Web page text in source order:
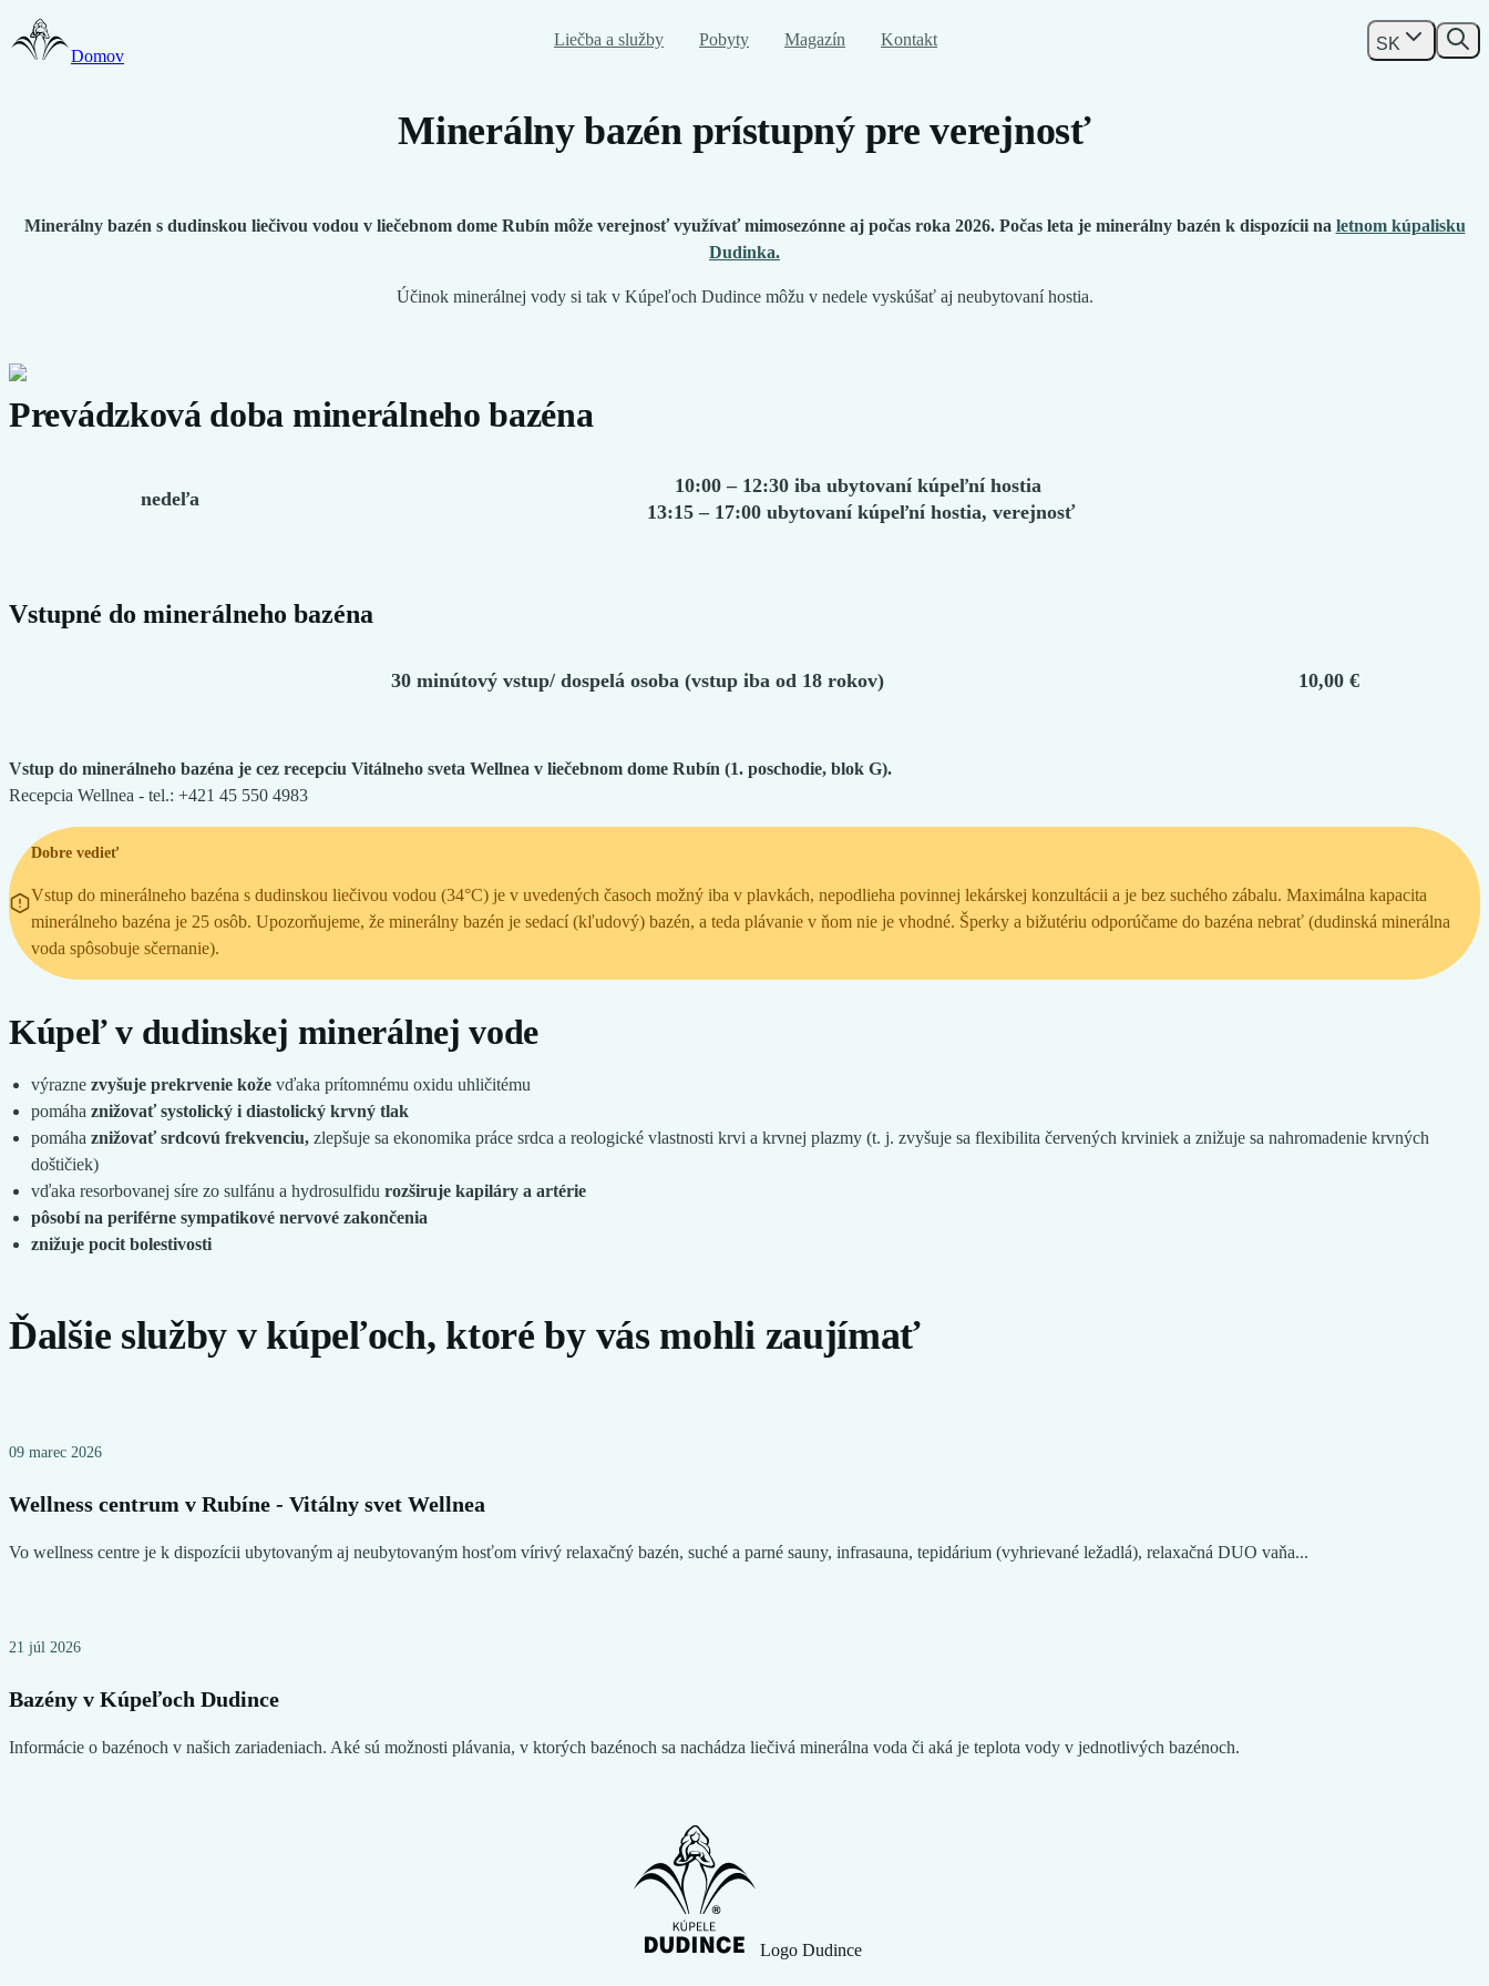
Domov
Liečba a služby Pobyty Magazín Kontakt SK
Minerálny bazén prístupný pre verejnosť
Minerálny bazén s dudinskou liečivou vodou v liečebnom dome Rubín môže verejnosť využívať mimosezónne aj počas roka 2026. Počas leta je minerálny bazén k dispozícii na letnom kúpalisku
Dudinka.
Účinok minerálnej vody si tak v Kúpeľoch Dudince môžu v nedele vyskúšať aj neubytovaní hostia.
Prevádzková doba minerálneho bazéna
nedeľa
10:00 – 12:30 iba ubytovaní kúpeľní hostia
13:15 – 17:00 ubytovaní kúpeľní hostia, verejnosť
Vstupné do minerálneho bazéna
30 minútový vstup/ dospelá osoba (vstup iba od 18 rokov) 10,00 €
Vstup do minerálneho bazéna je cez recepciu Vitálneho sveta Wellnea v liečebnom dome Rubín (1. poschodie, blok G).
Recepcia Wellnea - tel.: +421 45 550 4983
Dobre vedieť
Vstup do minerálneho bazéna s dudinskou liečivou vodou (34°C) je v uvedených časoch možný iba v plavkách, nepodlieha povinnej lekárskej konzultácii a je bez suchého zábalu. Maximálna kapacita
minerálneho bazéna je 25 osôb. Upozorňujeme, že minerálny bazén je sedací (kľudový) bazén, a teda plávanie v ňom nie je vhodné. Šperky a bižutériu odporúčame do bazéna nebrať (dudinská minerálna
voda spôsobuje sčernanie).
Kúpeľ v dudinskej minerálnej vode
výrazne zvyšuje prekrvenie kože vďaka prítomnému oxidu uhličitému
pomáha znižovať systolický i diastolický krvný tlak
pomáha znižovať srdcovú frekvenciu, zlepšuje sa ekonomika práce srdca a reologické vlastnosti krvi a krvnej plazmy (t. j. zvyšuje sa flexibilita červených krviniek a znižuje sa nahromadenie krvných
doštičiek)
vďaka resorbovanej síre zo sulfánu a hydrosulfidu rozširuje kapiláry a artérie
pôsobí na periférne sympatikové nervové zakončenia
znižuje pocit bolestivosti
Ďalšie služby v kúpeľoch, ktoré by vás mohli zaujímať
09 marec 2026
Wellness centrum v Rubíne - Vitálny svet Wellnea
Vo wellness centre je k dispozícii ubytovaným aj neubytovaným hosťom vírivý relaxačný bazén, suché a parné sauny, infrasauna, tepidárium (vyhrievané ležadlá), relaxačná DUO vaňa...
21 júl 2026
Bazény v Kúpeľoch Dudince
Informácie o bazénoch v našich zariadeniach. Aké sú možnosti plávania, v ktorých bazénoch sa nachádza liečivá minerálna voda či aká je teplota vody v jednotlivých bazénoch.
Logo Dudince